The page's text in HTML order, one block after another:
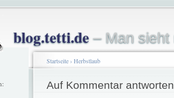
blog.tetti.de– Man sieht
Startseite› Herbstlaub
Auf Kommentar antworten